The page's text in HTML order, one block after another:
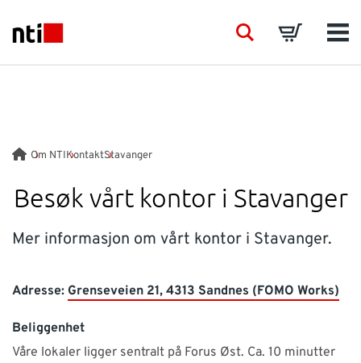
NTI logo
VÅRE TJENESTER
PRODUKTER
ACADEMY
EVENTS
INNSIKT
SearchBasket
Om NTIKontaktStavanger
Besøk vårt kontor i Stavanger
Mer informasjon om vårt kontor i Stavanger.
Adresse: Grenseveien 21, 4313 Sandnes (FOMO Works)
Beliggenhet
Våre lokaler ligger sentralt på Forus Øst. Ca. 10 minutter